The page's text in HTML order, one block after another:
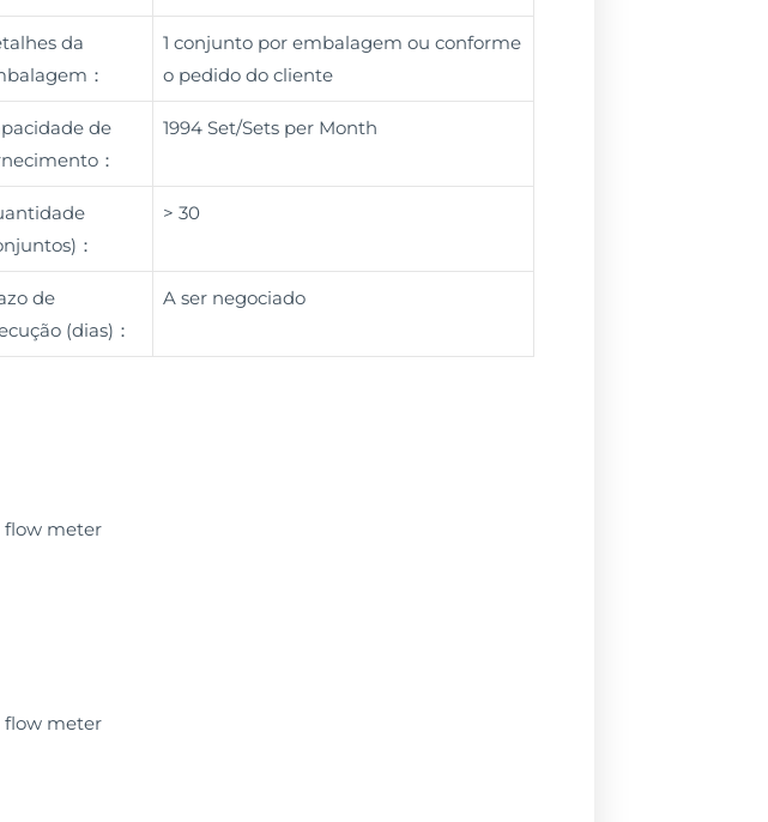
da
：
1 conjunto por embalagem ou conforme
o pedido do cliente
de
：
1994 Set/Sets per Month
：
> 30
de
(dias)：
A ser negociado